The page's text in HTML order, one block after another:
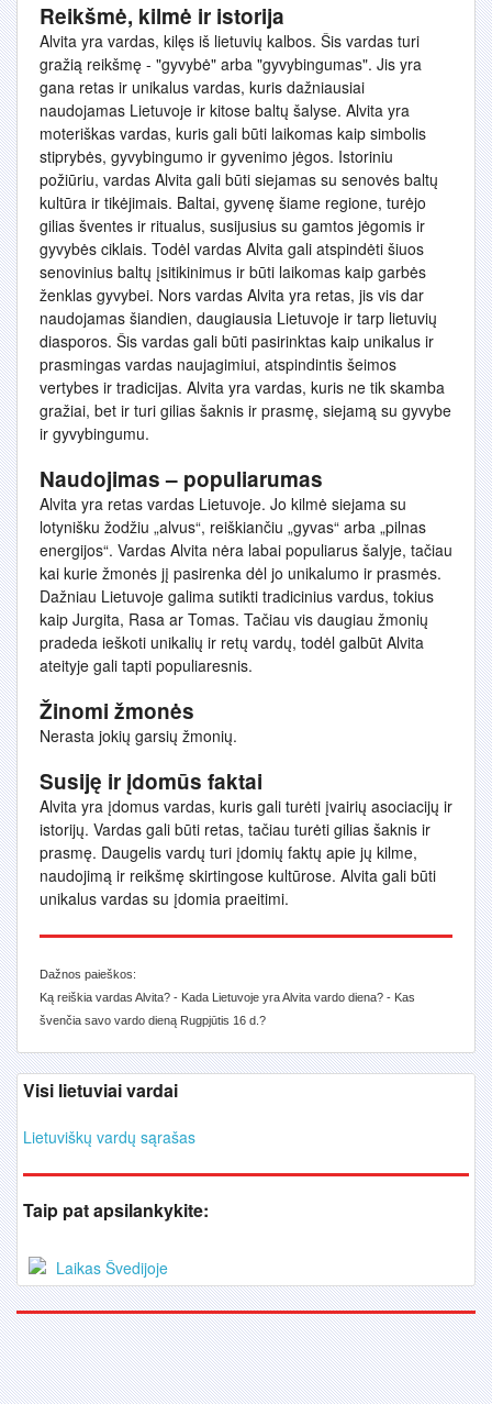
Reikšmė, kilmė ir istorija
Alvita yra vardas, kilęs iš lietuvių kalbos. Šis vardas turi
gražią reikšmę - "gyvybė" arba "gyvybingumas". Jis yra
gana retas ir unikalus vardas, kuris dažniausiai
naudojamas Lietuvoje ir kitose baltų šalyse. Alvita yra
moteriškas vardas, kuris gali būti laikomas kaip simbolis
stiprybės, gyvybingumo ir gyvenimo jėgos. Istoriniu
požiūriu, vardas Alvita gali būti siejamas su senovės baltų
kultūra ir tikėjimais. Baltai, gyvenę šiame regione, turėjo
gilias šventes ir ritualus, susijusius su gamtos jėgomis ir
gyvybės ciklais. Todėl vardas Alvita gali atspindėti šiuos
senovinius baltų įsitikinimus ir būti laikomas kaip garbės
ženklas gyvybei. Nors vardas Alvita yra retas, jis vis dar
naudojamas šiandien, daugiausia Lietuvoje ir tarp lietuvių
diasporos. Šis vardas gali būti pasirinktas kaip unikalus ir
prasmingas vardas naujagimiui, atspindintis šeimos
vertybes ir tradicijas. Alvita yra vardas, kuris ne tik skamba
gražiai, bet ir turi gilias šaknis ir prasmę, siejamą su gyvybe
ir gyvybingumu.
Naudojimas – populiarumas
Alvita yra retas vardas Lietuvoje. Jo kilmė siejama su
lotynišku žodžiu „alvus“, reiškiančiu „gyvas“ arba „pilnas
energijos“. Vardas Alvita nėra labai populiarus šalyje, tačiau
kai kurie žmonės jį pasirenka dėl jo unikalumo ir prasmės.
Dažniau Lietuvoje galima sutikti tradicinius vardus, tokius
kaip Jurgita, Rasa ar Tomas. Tačiau vis daugiau žmonių
pradeda ieškoti unikalių ir retų vardų, todėl galbūt Alvita
ateityje gali tapti populiaresnis.
Žinomi žmonės
Nerasta jokių garsių žmonių.
Susiję ir įdomūs faktai
Alvita yra įdomus vardas, kuris gali turėti įvairių asociacijų ir
istorijų. Vardas gali būti retas, tačiau turėti gilias šaknis ir
prasmę. Daugelis vardų turi įdomių faktų apie jų kilme,
naudojimą ir reikšmę skirtingose kultūrose. Alvita gali būti
unikalus vardas su įdomia praeitimi.
Dažnos paieškos:
Ką reiškia vardas Alvita? - Kada Lietuvoje yra Alvita vardo diena? - Kas
švenčia savo vardo dieną Rugpjūtis 16 d.?
Visi lietuviai vardai
Lietuviškų vardų sąrašas
Taip pat apsilankykite:
Laikas Švedijoje